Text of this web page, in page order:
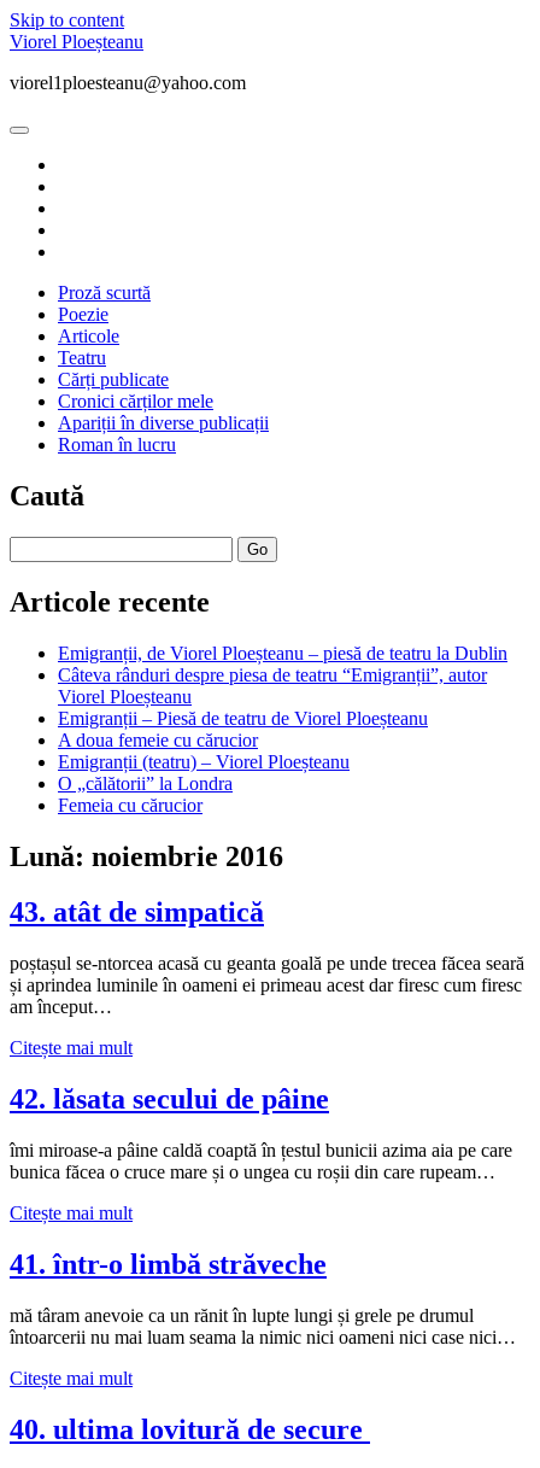
Skip to content
Viorel Ploeșteanu
viorel1ploesteanu@yahoo.com
open
menu
Proză scurtă
Poezie
Articole
Teatru
Cărți publicate
Cronici cărților mele
Apariții în diverse publicații
Roman în lucru
Sidebar
Caută
Articole recente
Emigranții, de Viorel Ploeșteanu – piesă de teatru la Dublin
Câteva rânduri despre piesa de teatru “Emigranții”, autor
Viorel Ploeșteanu
Emigranții – Piesă de teatru de Viorel Ploeșteanu
A doua femeie cu cărucior
Emigranții (teatru) – Viorel Ploeșteanu
O „călătorii” la Londra
Femeia cu cărucior
Lună: noiembrie 2016
43. atât de simpatică
poștașul se-ntorcea acasă cu geanta goală pe unde trecea făcea seară
și aprindea luminile în oameni ei primeau acest dar firesc cum firesc
am început…
Citește mai mult43.
simpatică
42. lăsata secului de pâine
îmi miroase-a pâine caldă coaptă în țestul bunicii azima aia pe care
bunica făcea o cruce mare și o ungea cu roșii din care rupeam…
Citește mai mult42.
secului
de
41. într-o limbă străveche
mă târam anevoie ca un rănit în lupte lungi și grele pe drumul
întoarcerii nu mai luam seama la nimic nici oameni nici case nici…
Citește mai mult41.
limbă
40. ultima lovitură de secure